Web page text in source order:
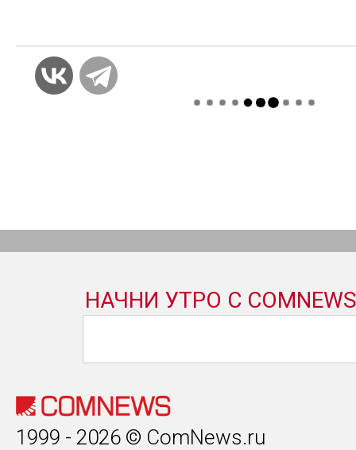
1999 - 2026 © ComNews.ru